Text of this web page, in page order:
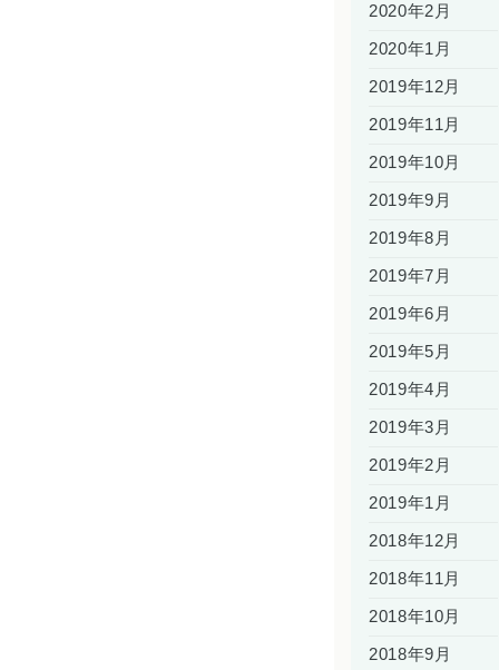
2020年2月
2020年1月
2019年12月
2019年11月
2019年10月
2019年9月
2019年8月
2019年7月
2019年6月
2019年5月
2019年4月
2019年3月
2019年2月
2019年1月
2018年12月
2018年11月
2018年10月
2018年9月